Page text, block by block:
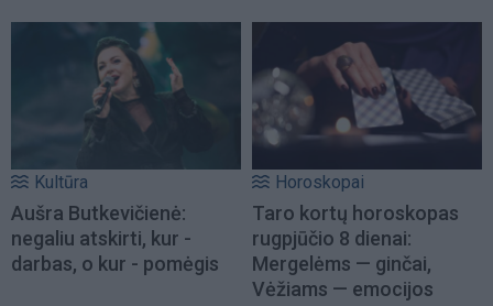
Kultūra
Aušra Butkevičienė:
negaliu atskirti, kur -
darbas, o kur - pomėgis
Horoskopai
Taro kortų horoskopas
rugpjūčio 8 dienai:
Mergelėms — ginčai,
Vėžiams — emocijos